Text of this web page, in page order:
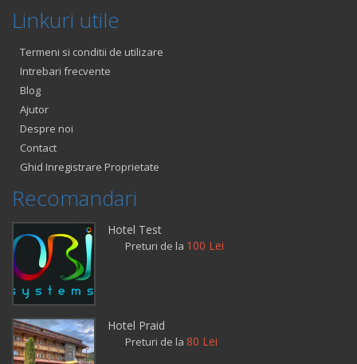
Linkuri utile
Termeni si conditii de utilizare
Intrebari frecvente
Blog
Ajutor
Despre noi
Contact
Ghid Inregistrare Proprietate
Recomandari
Hotel Test
Preturi de la 100 Lei
Hotel Praid
Preturi de la 80 Lei